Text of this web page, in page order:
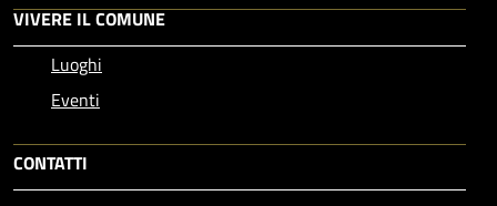
VIVERE IL COMUNE
Luoghi
Eventi
CONTATTI